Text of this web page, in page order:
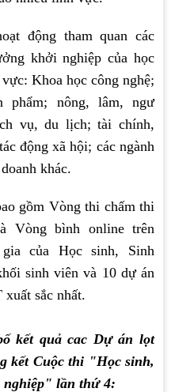
động tham quan các
khởi nghiệp của học
Khoa học công nghệ;
phẩm; nông, lâm, ngư
vụ, du lịch; tài chính,
động xã hội; các ngành
khác.
gồm Vòng thi chấm thi
Vòng bình online trên
của Học sinh, Sinh
sinh viên và 10 dự án
sắc nhất.
kết quả cac Dự án lọt
kết Cuộc thi "Học sinh,
nghiệp" lần thứ 4: